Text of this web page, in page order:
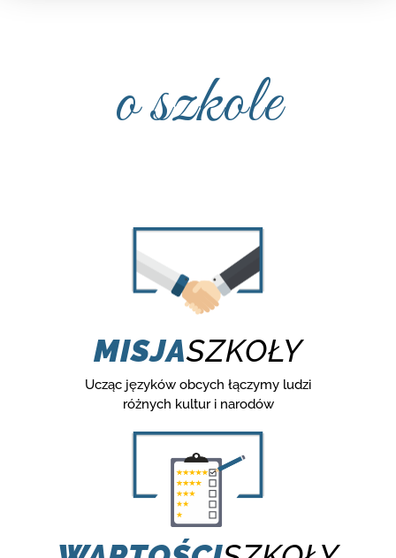
o szkole
MISJASZKOŁY
Ucząc języków obcych łączymy ludzi
różnych kultur i narodów